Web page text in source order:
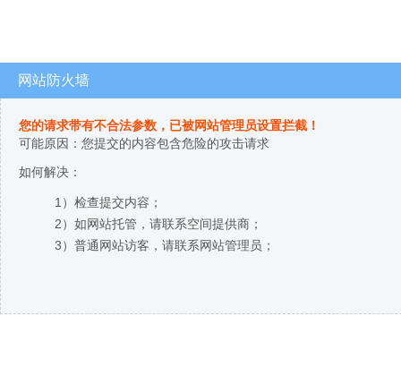
网站防火墙
您的请求带有不合法参数，已被网站管理员设置拦截！
可能原因：您提交的内容包含危险的攻击请求
如何解决：
1）检查提交内容；
2）如网站托管，请联系空间提供商；
3）普通网站访客，请联系网站管理员；